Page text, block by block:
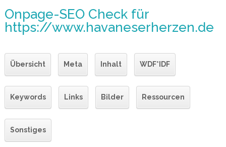
Onpage-SEO Checkfür
https://www.havaneserherzen.de
Übersicht Meta Inhalt WDF*IDF
Keywords Links Bilder Ressourcen
Sonstiges